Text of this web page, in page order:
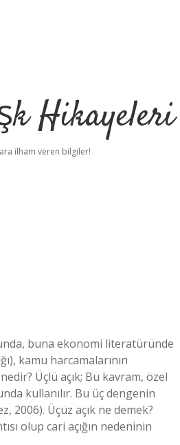
Hikayeleri
ilham veren bilgiler!
buna ekonomi literatüründe
kamu harcamalarının
Üçlü açık; Bu kavram, özel
kullanılır. Bu üç dengenin
2006). Üçüz açık ne demek?
olup cari açığın nedeninin